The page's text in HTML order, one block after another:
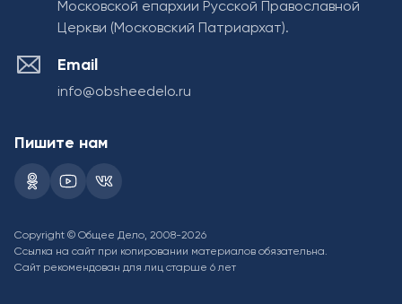
Московской епархии Русской Православной
Церкви (Московский Патриархат).
Email
info@obsheedelo.ru
Пишите нам
Copyright © Общее Дело, 2008-2026
Ссылка на сайт при копировании материалов обязательна.
Сайт рекомендован для лиц старше 6 лет